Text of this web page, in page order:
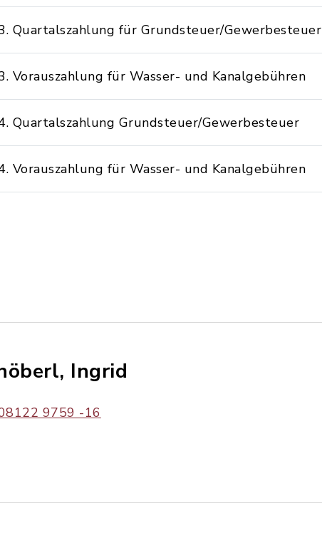
Quartalszahlung für Grundsteuer/Gewerbesteuer
Vorauszahlung für Wasser- und Kanalgebühren
Quartalszahlung Grundsteuer/Gewerbesteuer
Vorauszahlung für Wasser- und Kanalgebühren
Ingrid
9759 -16